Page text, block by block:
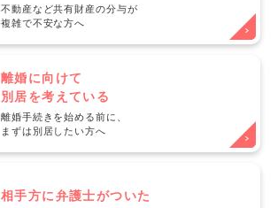
不動産など共有財産の分与が
複雑で不安な方へ
離婚に向けて
別居を考えている
離婚手続きを始める前に、
まずは別居したい方へ
相手方に弁護士がついた